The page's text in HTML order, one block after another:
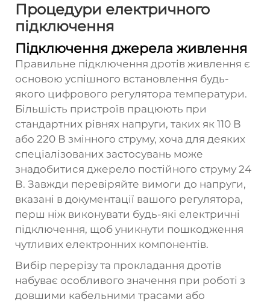
Процедури електричного
підключення
Підключення джерела живлення
Правильне підключення дротів живлення є
основою успішного встановлення будь-
якого цифрового регулятора температури.
Більшість пристроїв працюють при
стандартних рівнях напруги, таких як 110 В
або 220 В змінного струму, хоча для деяких
спеціалізованих застосувань може
знадобитися джерело постійного струму 24
В. Завжди перевіряйте вимоги до напруги,
вказані в документації вашого регулятора,
перш ніж виконувати будь-які електричні
підключення, щоб уникнути пошкодження
чутливих електронних компонентів.
Вибір перерізу та прокладання дротів
набуває особливого значення при роботі з
довшими кабельними трасами або